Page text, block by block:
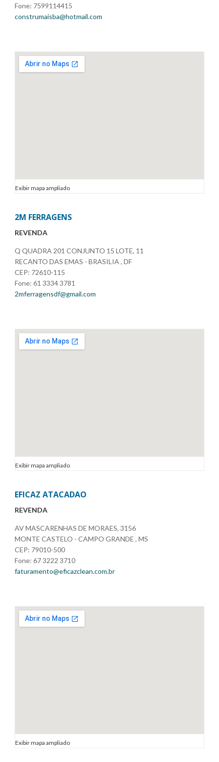
Fone: 7599114415
construmaisba@hotmail.com
Exibir mapa ampliado
2M FERRAGENS
REVENDA
Q QUADRA 201 CONJUNTO 15 LOTE, 11
RECANTO DAS EMAS - BRASILIA , DF
CEP: 72610-115
Fone: 61 3334 3781
2mferragensdf@gmail.com
Exibir mapa ampliado
EFICAZ ATACADAO
REVENDA
AV MASCARENHAS DE MORAES, 3156
MONTE CASTELO - CAMPO GRANDE , MS
CEP: 79010-500
Fone: 67 3222 3710
faturamento@eficazclean.com.br
Exibir mapa ampliado